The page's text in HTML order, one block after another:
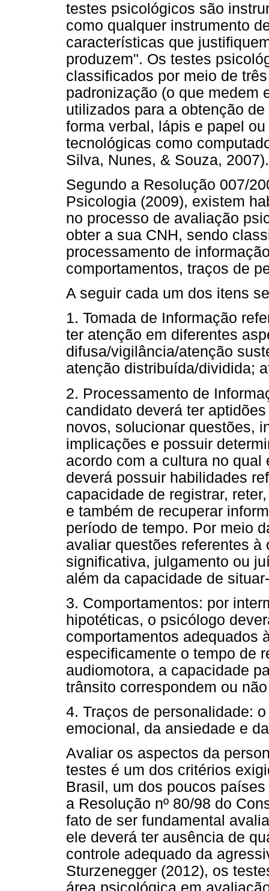
testes psicológicos são
como qualquer instrumento
características que
produzem". Os testes
classificados por meio de
padronização (o que medem
utilizados para a obtenção
forma verbal, lápis e papel
tecnológicas como
Silva, Nunes, & Souza, 2007).
Segundo a Resolução 007/
Psicologia (2009), existem
no processo de avaliação
obter a sua CNH, sendo
processamento de
comportamentos, traços de
A seguir cada um dos itens
1. Tomada de Informação
ter atenção em diferentes
difusa/vigilância/atenção
atenção distribuída/dividida;
2. Processamento de
candidato deverá ter
novos, solucionar questões,
implicações e possuir
acordo com a cultura no
deverá possuir habilidades
capacidade de registrar,
e também de recuperar
período de tempo. Por meio
avaliar questões referentes
significativa, julgamento ou
além da capacidade de
3. Comportamentos: por
hipotéticas, o psicólogo
comportamentos adequados
especificamente o tempo de
audiomotora, a capacidade
trânsito correspondem ou
4. Traços de personalidade:
emocional, da ansiedade e
Avaliar os aspectos da
testes é um dos critérios
Brasil, um dos poucos
a Resolução nº 80/98 do
fato de ser fundamental
ele deverá ter ausência de
controle adequado da
Sturzenegger (2012), os
área psicológica em